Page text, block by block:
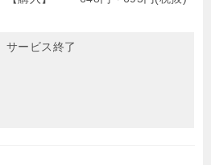
サービス終了